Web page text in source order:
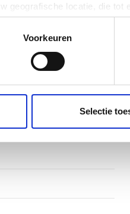
geografische locatie, die tot
het actief te scannen op
gegevens worden
of intrekken in de
delen we informatie over
partners kunnen deze
Voorkeuren
Selectie